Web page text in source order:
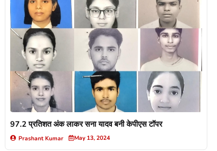
97.2 प्रतिशत अंक लाकर सना यादव बनी केपीएस टॉपर
Prashant Kumar May 13, 2024